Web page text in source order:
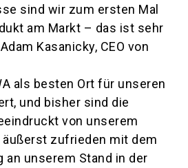
sind wir zum ersten Mal
am Markt – das ist sehr
Kasanicky, CEO von
als besten Ort für unseren
und bisher sind die
von unserem
äußerst zufrieden mit dem
an unserem Stand in der